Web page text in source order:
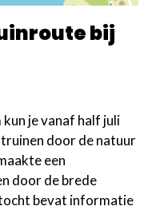
bij
je vanaf half juli
door de natuur
een
door de brede
bevat informatie